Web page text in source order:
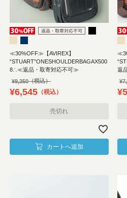
≪30%OFF≫【AVIREX】
“STUART”ONESHOULDERBAGAX500
8∴≪返品・取寄対応不可≫
¥9,350
¥6,545 税込
売切れ
カートへ追加
返
¥
¥